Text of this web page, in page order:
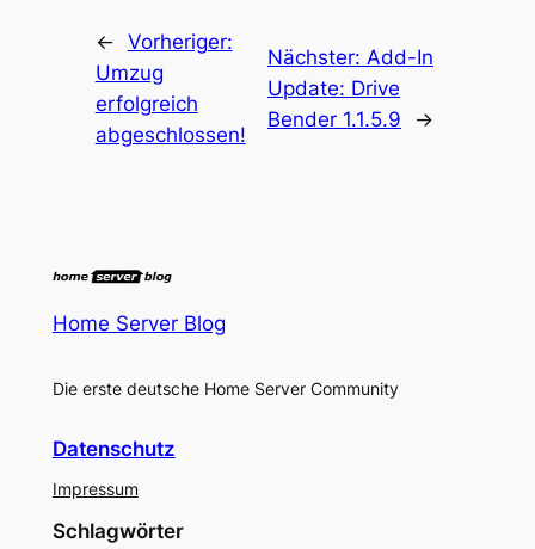
← Vorheriger:
Umzug
erfolgreich
abgeschlossen!
Nächster: Add-In
Update: Drive
Bender 1.1.5.9
→
Home Server Blog
Die erste deutsche Home Server Community
Datenschutz
Impressum
Schlagwörter